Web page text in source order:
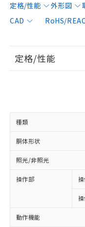
定格/性能 外形図
CAD
RoHS/
定格/性能
種類
胴体形状
照光/非照光
操作部
動作機能